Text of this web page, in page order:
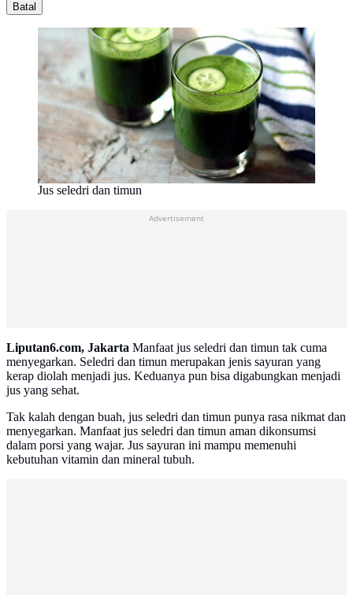
Batal
Jus seledri dan timun
Advertisement
Liputan6.com, Jakarta Manfaat jus seledri dan timun tak cuma
menyegarkan. Seledri dan timun merupakan jenis sayuran yang
kerap diolah menjadi jus. Keduanya pun bisa digabungkan menjadi
jus yang sehat.
Tak kalah dengan buah, jus seledri dan timun punya rasa nikmat dan
menyegarkan. Manfaat jus seledri dan timun aman dikonsumsi
dalam porsi yang wajar. Jus sayuran ini mampu memenuhi
kebutuhan vitamin dan mineral tubuh.